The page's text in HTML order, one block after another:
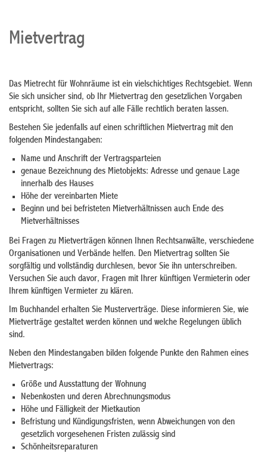
Mietvertrag
Das Mietrecht für Wohnräume ist ein vielschichtiges Rechtsgebiet. Wenn
Sie sich unsicher sind, ob Ihr Mietvertrag den gesetzlichen Vorgaben
entspricht, sollten Sie sich auf alle Fälle rechtlich beraten lassen.
Bestehen Sie jedenfalls auf einen schriftlichen Mietvertrag mit den
folgenden Mindestangaben:
Name und Anschrift der Vertragsparteien
genaue Bezeichnung des Mietobjekts: Adresse und genaue Lage
innerhalb des Hauses
Höhe der vereinbarten Miete
Beginn und bei befristeten Mietverhältnissen auch Ende des
Mietverhältnisses
Bei Fragen zu Mietverträgen können Ihnen Rechtsanwälte, verschiedene
Organisationen und Verbände helfen. Den Mietvertrag sollten Sie
sorgfältig und vollständig durchlesen, bevor Sie ihn unterschreiben.
Versuchen Sie auch davor, Fragen mit Ihrer künftigen Vermieterin oder
Ihrem künftigen Vermieter zu klären.
Im Buchhandel erhalten Sie Musterverträge. Diese informieren Sie, wie
Mietverträge gestaltet werden können und welche Regelungen üblich
sind.
Neben den Mindestangaben bilden folgende Punkte den Rahmen eines
Mietvertrags:
Größe und Ausstattung der Wohnung
Nebenkosten und deren Abrechnungsmodus
Höhe und Fälligkeit der Mietkaution
Befristung und Kündigungsfristen, wenn Abweichungen von den
gesetzlich vorgesehenen Fristen zulässig sind
Schönheitsreparaturen